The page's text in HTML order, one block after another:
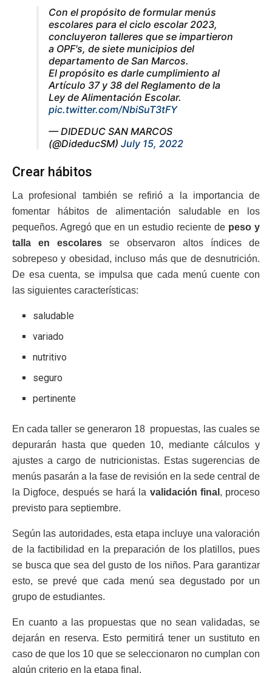
Con el propósito de formular menús
escolares para el ciclo escolar 2023,
concluyeron talleres que se impartieron
a OPF's, de siete municipios del
departamento de San Marcos.
El propósito es darle cumplimiento al
Artículo 37 y 38 del Reglamento de la
Ley de Alimentación Escolar.
pic.twitter.com/NbiSuT3tFY
— DIDEDUC SAN MARCOS
(@DideducSM) July 15, 2022
Crear hábitos
La profesional también se refirió a la importancia de
fomentar hábitos de alimentación saludable en los
pequeños. Agregó que en un estudio reciente de peso y
talla en escolares se observaron altos índices de
sobrepeso y obesidad, incluso más que de desnutrición.
De esa cuenta, se impulsa que cada menú cuente con
las siguientes características:
saludable
variado
nutritivo
seguro
pertinente
En cada taller se generaron 18 propuestas, las cuales se
depurarán hasta que queden 10, mediante cálculos y
ajustes a cargo de nutricionistas. Estas sugerencias de
menús pasarán a la fase de revisión en la sede central de
la Digfoce, después se hará la validación final , proceso
previsto para septiembre.
Según las autoridades, esta etapa incluye una valoración
de la factibilidad en la preparación de los platillos, pues
se busca que sea del gusto de los niños. Para garantizar
esto, se prevé que cada menú sea degustado por un
grupo de estudiantes.
En cuanto a las propuestas que no sean validadas, se
dejarán en reserva. Esto permitirá tener un sustituto en
caso de que los 10 que se seleccionaron no cumplan con
algún criterio en la etapa final.